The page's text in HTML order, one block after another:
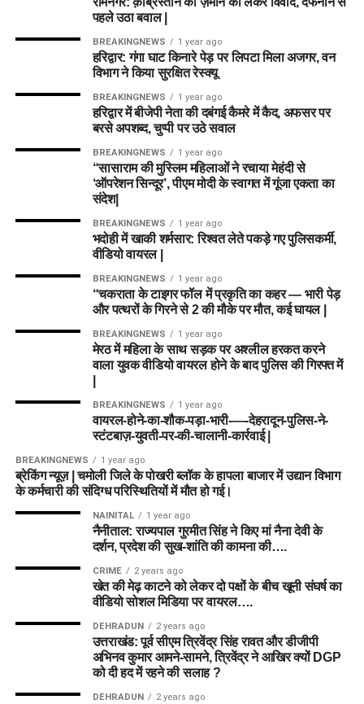
पहले उठा बवाल |
BREAKINGNEWS 1 year ago
हरिद्वार: गंगा घाट किनारे पेड़ पर लिपटा मिला अजगर, वन
विभाग ने किया सुरक्षित रेस्क्यू
BREAKINGNEWS 1 year ago
हरिद्वार में बीजेपी नेता की दबंगई कैमरे में कैद, अफसर पर
बरसे अपशब्द, चुप्पी पर उठे सवाल
BREAKINGNEWS 1 year ago
“सासाराम की मुस्लिम महिलाओं ने रचाया मेहंदी से
‘ऑपरेशन सिन्दूर’, पीएम मोदी के स्वागत में गूंजा एकता का
संदेश|
BREAKINGNEWS 1 year ago
भदोही में खाकी शर्मसार: रिश्वत लेते पकड़े गए पुलिसकर्मी,
वीडियो वायरल |
BREAKINGNEWS 1 year ago
“चकराता के टाइगर फॉल में प्रकृति का कहर — भारी पेड़
और पत्थरों के गिरने से 2 की मौके पर मौत, कई घायल |
BREAKINGNEWS 1 year ago
मेरठ में महिला के साथ सड़क पर अश्लील हरकत करने
वाला युवक वीडियो वायरल होने के बाद पुलिस की गिरफ्त में
BREAKINGNEWS 1 year ago
वायरल-होने-का-शौक-पड़ा-भारी-—-देहरादून-पुलिस-ने-
स्टंटबाज़-युवती-पर-की-चालानी-कार्रवाई |
BREAKINGNEWS 1 year ago
ब्रेकिंग न्यूज़ | चमोली जिले के पोखरी ब्लॉक के हापला बाजार में उद्यान विभाग
के कर्मचारी की संदिग्ध परिस्थितियों में मौत हो गई।
NAINITAL 1 year ago
नैनीताल: राज्यपाल गुरमीत सिंह ने किए मां नैना देवी के
दर्शन, प्रदेश की सुख-शांति की कामना की….
CRIME 2 years ago
खेत की मेढ़ काटने को लेकर दो पक्षों के बीच खूनी संघर्ष का
वीडियो सोशल मिडिया पर वायरल….
DEHRADUN 2 years ago
उत्तराखंड: पूर्व सीएम त्रिवेंद्र सिंह रावत और डीजीपी
अभिनव कुमार आमने-सामने, त्रिवेंद्र ने आखिर क्यों DGP
को दी हद में रहने की सलाह ?
DEHRADUN 2 years ago